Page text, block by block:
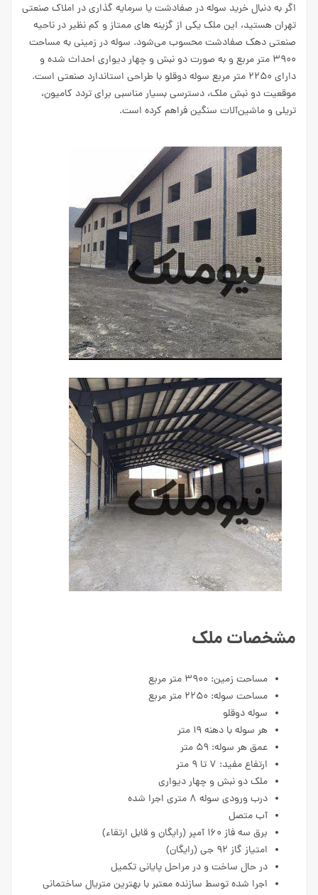
اگر به دنبال خرید سوله در صفادشت یا سرمایه گذاری در املاک صنعتی
تهران هستید، این ملک یکی از گزینه های ممتاز و کم نظیر در ناحیه
صنعتی دهک صفادشت محسوب می‌شود. سوله در زمینی به مساحت
۳۹۰۰ متر مربع و به صورت دو نبش و چهار دیواری احداث شده و
دارای ۲۲۵۰ متر مربع سوله دوقلو با طراحی استاندارد صنعتی است.
موقعیت دو نبش ملک، دسترسی بسیار مناسبی برای تردد کامیون،
تریلی و ماشین‌آلات سنگین فراهم کرده است.
مشخصات ملک
مساحت زمین: ۳۹۰۰ متر مربع
مساحت سوله: ۲۲۵۰ متر مربع
سوله دوقلو
هر سوله با دهنه ۱۹ متر
عمق هر سوله: ۵۹ متر
ارتفاع مفید: ۷ تا ۹ متر
ملک دو نبش و چهار دیواری
درب ورودی سوله ۸ متری اجرا شده
آب متصل
برق سه فاز ۱۶۰ آمپر (رایگان و قابل ارتقاء)
امتیاز گاز ۹۲ جی (رایگان)
در حال ساخت و در مراحل پایانی تکمیل
اجرا شده توسط سازنده معتبر با بهترین متریال ساختمانی